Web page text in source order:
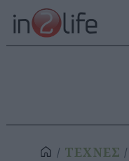
ΤΕΧΝΕΣ